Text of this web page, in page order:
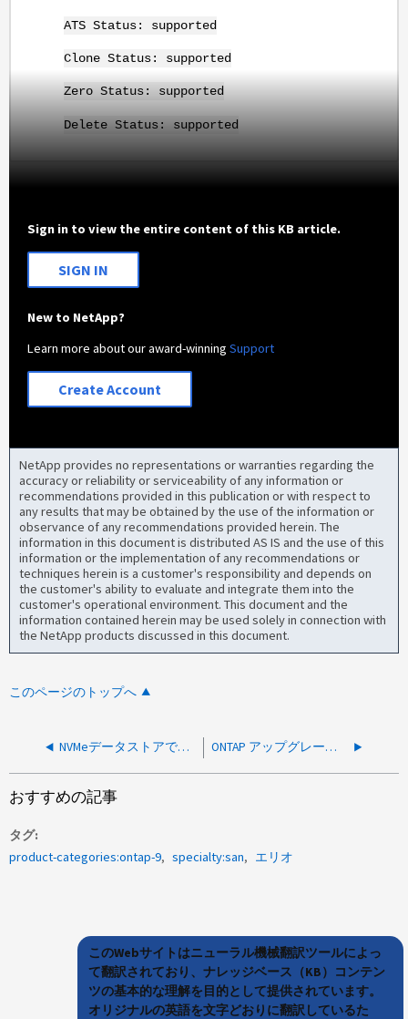
ATS Status: supported
Clone Status: supported
Zero Status: supported
Delete Status: supported
Sign in to view the entire content of this KB article.
SIGN IN
New to NetApp?
Learn more about our award-winningSupport
Create Account
NetApp provides no representations or warranties regarding the
accuracy or reliability or serviceability of any information or
recommendations provided in this publication or with respect to
any results that may be obtained by the use of the information or
observance of any recommendations provided herein. The
information in this document is distributed AS IS and the use of this
information or the implementation of any recommendations or
techniques herein is a customer's responsibility and depends on
the customer's ability to evaluate and integrate them into the
customer's operational environment. This document and the
information contained herein may be used solely in connection with
the NetApp products discussed in this document.
このページのトップへ
NVMeデータストアでONTAPネームスペースのスペース再生が機能しない ONTAP アップグレードが一時停止されました。SAN イニシエータが残りのノードにログインしていません
おすすめの記事
タグ
product-categories:ontap-9
specialty:san エリオ
このWebサイトはニューラル機械翻訳ツールによっ
て翻訳されており、ナレッジベース（KB）コンテン
ツの基本的な理解を目的として提供されています。
オリジナルの英語を文字どおりに翻訳しているた